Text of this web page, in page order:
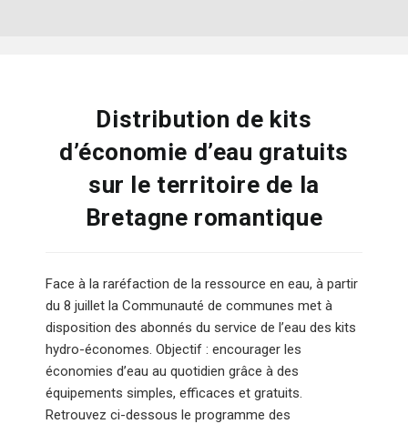
Distribution de kits
d’économie d’eau gratuits
sur le territoire de la
Bretagne romantique
Face à la raréfaction de la ressource en eau, à partir
du 8 juillet la Communauté de communes met à
disposition des abonnés du service de l’eau des kits
hydro-économes. Objectif : encourager les
économies d’eau au quotidien grâce à des
équipements simples, efficaces et gratuits.
Retrouvez ci-dessous le programme des